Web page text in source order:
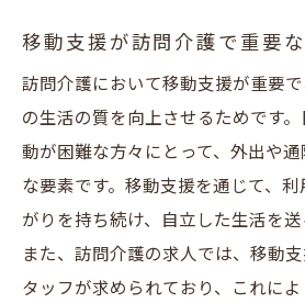
移動支援が訪問介護で重要
訪問介護において移動支援が重要
の生活の質を向上させるためです
動が困難な方々にとって、外出や
な要素です。移動支援を通じて、
がりを持ち続け、自立した生活を送
また、訪問介護の求人では、移動
タッフが求められており、これに